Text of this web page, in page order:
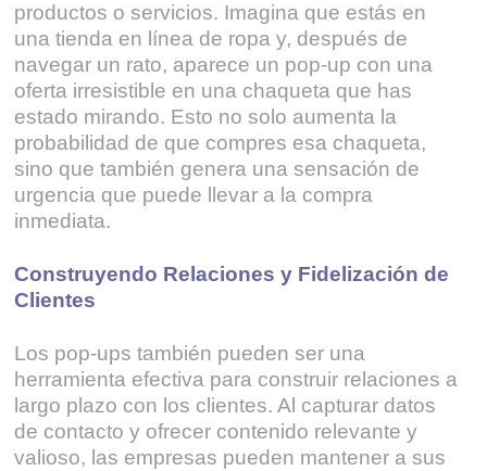
productos o servicios. Imagina que estás en
una tienda en línea de ropa y, después de
navegar un rato, aparece un pop-up con una
oferta irresistible en una chaqueta que has
estado mirando. Esto no solo aumenta la
probabilidad de que compres esa chaqueta,
sino que también genera una sensación de
urgencia que puede llevar a la compra
inmediata.
Construyendo Relaciones y Fidelización de
Clientes
Los pop-ups también pueden ser una
herramienta efectiva para construir relaciones a
largo plazo con los clientes. Al capturar datos
de contacto y ofrecer contenido relevante y
valioso, las empresas pueden mantener a sus